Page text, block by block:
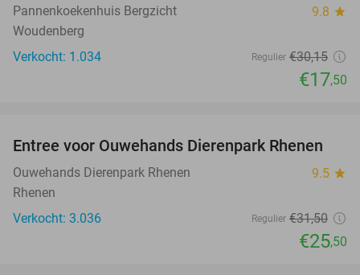
Pannenkoekenhuis Bergzicht 9.8 star
Woudenberg
Verkocht: 1.034
Regulier €30,15
€17,50
19%
Entree voor Ouwehands Dierenpark Rhenen
Ouwehands Dierenpark Rhenen 9.5 star
Rhenen
Verkocht: 3.036
Regulier €31,50
€25,50